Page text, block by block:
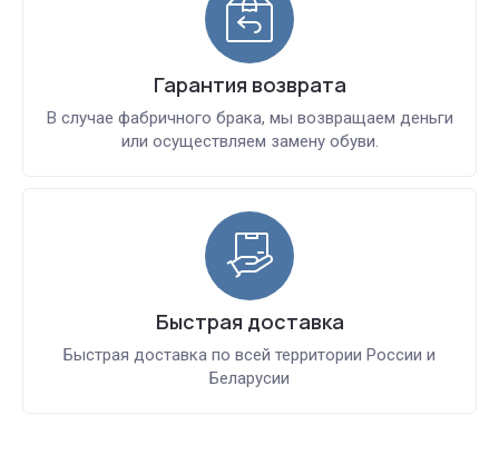
Гарантия возврата
В случае фабричного брака, мы возвращаем деньги
или осуществляем замену обуви.
Быстрая доставка
Быстрая доставка по всей территории России и
Беларусии